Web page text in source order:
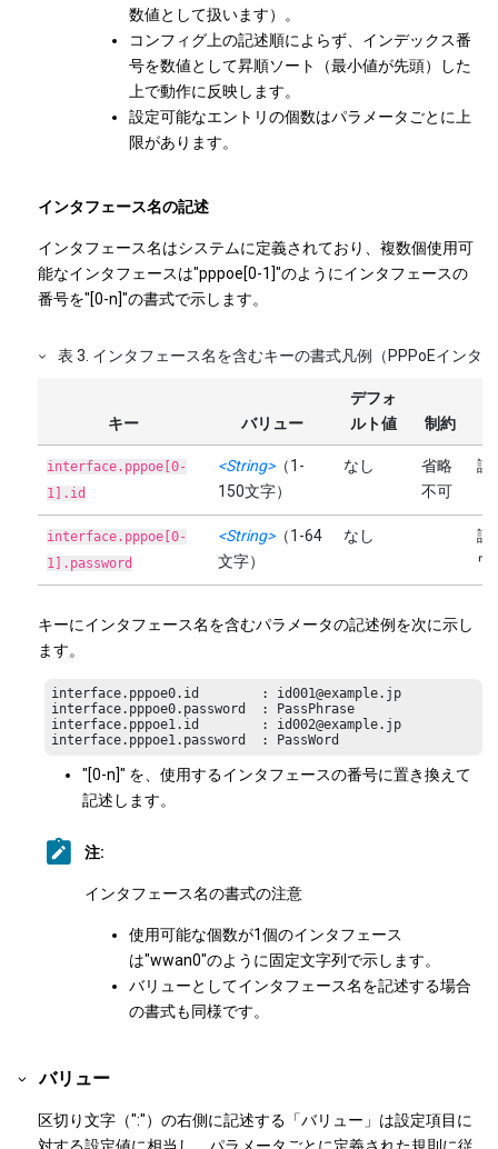
数値として扱います）。
コンフィグ上の記述順によらず、インデックス番
号を数値として昇順ソート（最小値が先頭）した
上で動作に反映します。
設定可能なエントリの個数はパラメータごとに上
限があります。
インタフェース名の記述
インタフェース名はシステムに定義されており、複数個使用可
能なインタフェースは"pppoe[0-1]"のようにインタフェースの
番号を"[0-n]"の書式で示します。
表 3 インタフェース名を含むキーの書式凡例（PPPoEインタ
キー バリュー
デフォ
ルト値
制約
interface.pppoe[0-
1].id
<String>（1-
150文字）
なし
省略
不可
認
interface.pppoe[0-
1].password
<String>（1-64
文字）
なし
認
ワ
キーにインタフェース名を含むパラメータの記述例を次に示し
ます。
interface.pppoe0.id        : id001@example.jp
interface.pppoe0.password  : PassPhrase
interface.pppoe1.id        : id002@example.jp
interface.pppoe1.password  : PassWord
"[0-n]" を、使用するインタフェースの番号に置き換えて
記述します。
注:
インタフェース名の書式の注意
使用可能な個数が1個のインタフェース
は"wwan0"のように固定文字列で示します。
バリューとしてインタフェース名を記述する場合
の書式も同様です。
バリュー
区切り文字（":"）の右側に記述する「バリュー」は設定項目に